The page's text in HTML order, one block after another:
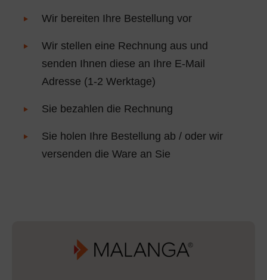
Wir bereiten Ihre Bestellung vor
Wir stellen eine Rechnung aus und
senden Ihnen diese an Ihre E-Mail
Adresse (1-2 Werktage)
Sie bezahlen die Rechnung
Sie holen Ihre Bestellung ab / oder wir
versenden die Ware an Sie